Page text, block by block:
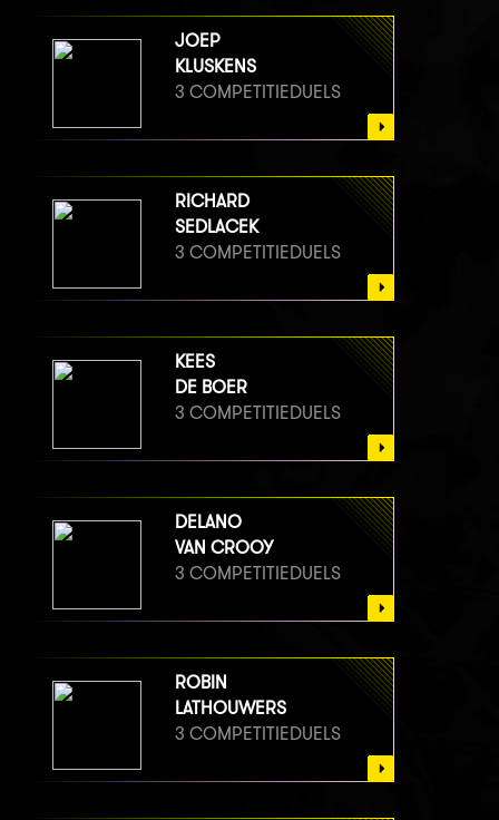
JOEP
KLUSKENS
3 COMPETITIEDUELS
RICHARD
SEDLACEK
3 COMPETITIEDUELS
KEES
DE BOER
3 COMPETITIEDUELS
DELANO
VAN CROOY
3 COMPETITIEDUELS
ROBIN
LATHOUWERS
3 COMPETITIEDUELS